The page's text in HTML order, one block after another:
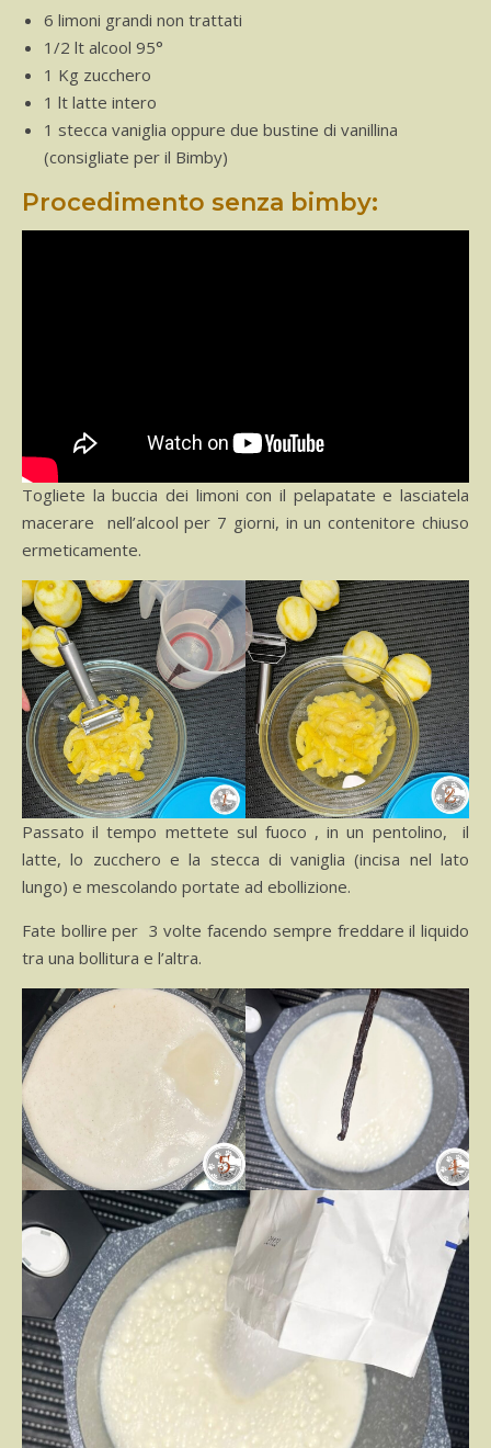
6 limoni grandi non trattati
1/2 lt alcool 95°
1 Kg zucchero
1 lt latte intero
1 stecca vaniglia oppure due bustine di vanillina
(consigliate per il Bimby)
Procedimento senza bimby:
Togliete la buccia dei limoni con il pelapatate e lasciatela
macerare nell’alcool per 7 giorni, in un contenitore chiuso
ermeticamente.
Passato il tempo mettete sul fuoco , in un pentolino, il
latte, lo zucchero e la stecca di vaniglia (incisa nel lato
lungo) e mescolando portate ad ebollizione.
Fate bollire per 3 volte facendo sempre freddare il liquido
tra una bollitura e l’altra.